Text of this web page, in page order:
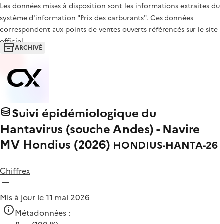
Les données mises à disposition sont les informations extraites du
système d'information "Prix des carburants". Ces données
correspondent aux points de ventes ouverts référencés sur le site
officiel…
ARCHIVÉ
Suivi épidémiologique du
Hantavirus (souche Andes) - Navire
MV Hondius (2026) HONDIUS-HANTA-26
Chiffrex
Mis à jour le 11 mai 2026
Métadonnées :